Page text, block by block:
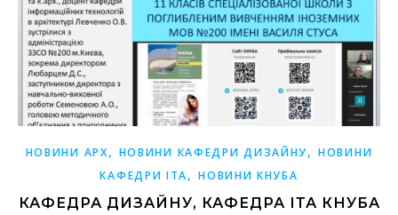
НОВИНИ АРХ, НОВИНИ КАФЕДРИ ДИЗАЙНУ,НОВИНИ
КАФЕДРИ ІТА,НОВИНИ КНУБА
КАФЕДРА ДИЗАЙНУ, КАФЕДРА ІТА КНУБА